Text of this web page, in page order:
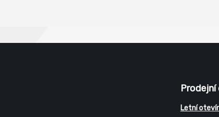
Prodejní
Letní